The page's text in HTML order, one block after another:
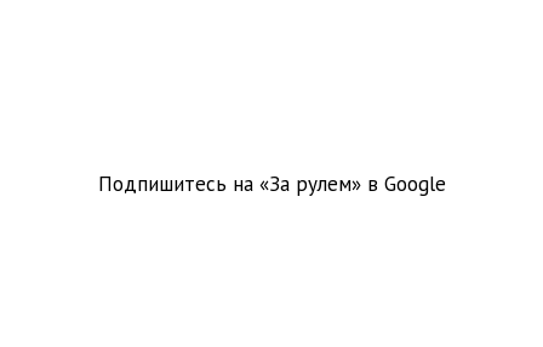
Подпишитесь на «За рулем» в Google